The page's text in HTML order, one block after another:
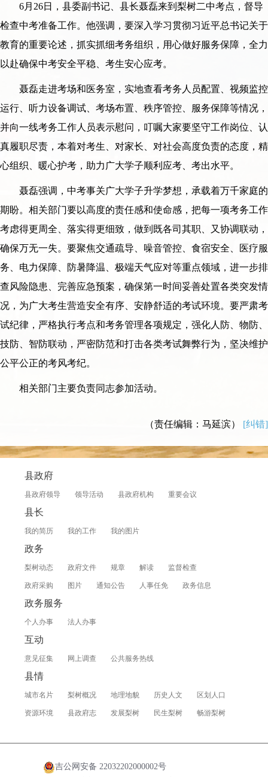
6月26日，县委副书记、县长聂磊来到梨树二中考点，督导
检查中考准备工作。他强调，要深入学习贯彻习近平总书记关于
教育的重要论述，抓实抓细考务组织，用心做好服务保障，全力
以赴确保中考安全平稳、考生安心应考。
聂磊走进考场和医务室，实地查看考务人员配置、视频监控
运行、听力设备调试、考场布置、秩序管控、服务保障等情况，
并向一线考务工作人员表示慰问，叮嘱大家要坚守工作岗位、认
真履职尽责，本着对考生、对家长、对社会高度负责的态度，精
心组织、暖心护考，助力广大学子顺利应考、考出水平。
聂磊强调，中考事关广大学子升学梦想，承载着万千家庭的
期盼。相关部门要以高度的责任感和使命感，把每一项考务工作
考虑得更周全、落实得更细致，做到既各司其职、又协调联动，
确保万无一失。要聚焦交通疏导、噪音管控、食宿安全、医疗服
务、电力保障、防暑降温、极端天气应对等重点领域，进一步排
查风险隐患、完善应急预案，确保第一时间妥善处置各类突发情
况，为广大考生营造安全有序、安静舒适的考试环境。要严肃考
试纪律，严格执行考点和考务管理各项规定，强化人防、物防、
技防、智防联动，严密防范和打击各类考试舞弊行为，坚决维护
公平公正的考风考纪。
相关部门主要负责同志参加活动。
（责任编辑：马延滨） [纠错]
县政府
县政府领导 领导活动 县政府机构 重要会议
县长
我的简历 我的工作 我的图片
政务
梨树动态 政府文件 规章 解读 监督检查
政府采购 图片 通知公告 人事任免 政务信息
政务服务
个人办事 法人办事
互动
意见征集 网上调查 公共服务热线
县情
城市名片 梨树概况 地理地貌 历史人文 区划人口
资源环境 县政府志 发展梨树 民生梨树 畅游梨树
吉公网安备 22032202000002号